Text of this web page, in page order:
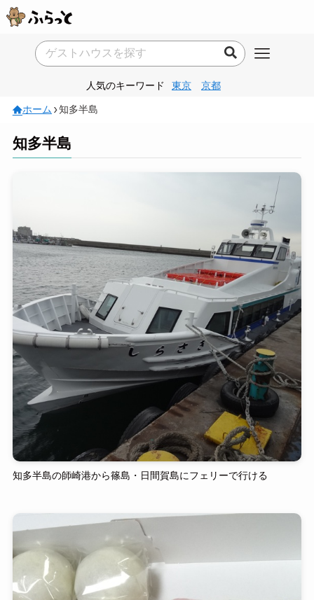
人気のキーワード 東京 京都
ホーム 知多半島
知多半島
知多半島の師崎港から篠島・日間賀島にフェリーで行ける